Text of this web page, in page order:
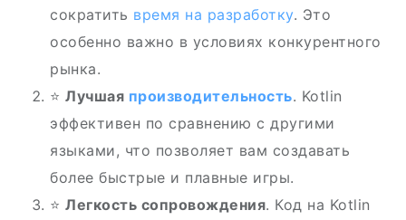
сократить время на разработку. Это
особенно важно в условиях конкурентного
рынка.
⭐ Лучшая производительность. Kotlin
эффективен по сравнению с другими
языками, что позволяет вам создавать
более быстрые и плавные игры.
⭐ Легкость сопровождения. Код на Kotlin